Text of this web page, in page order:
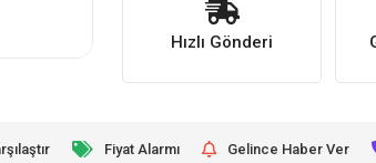
Hızlı Gönderi
Fiyat Alarmı Gelince Haber Ver